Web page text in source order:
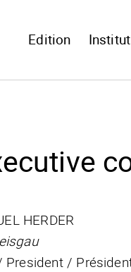
Edition Institut
HERDER
President /